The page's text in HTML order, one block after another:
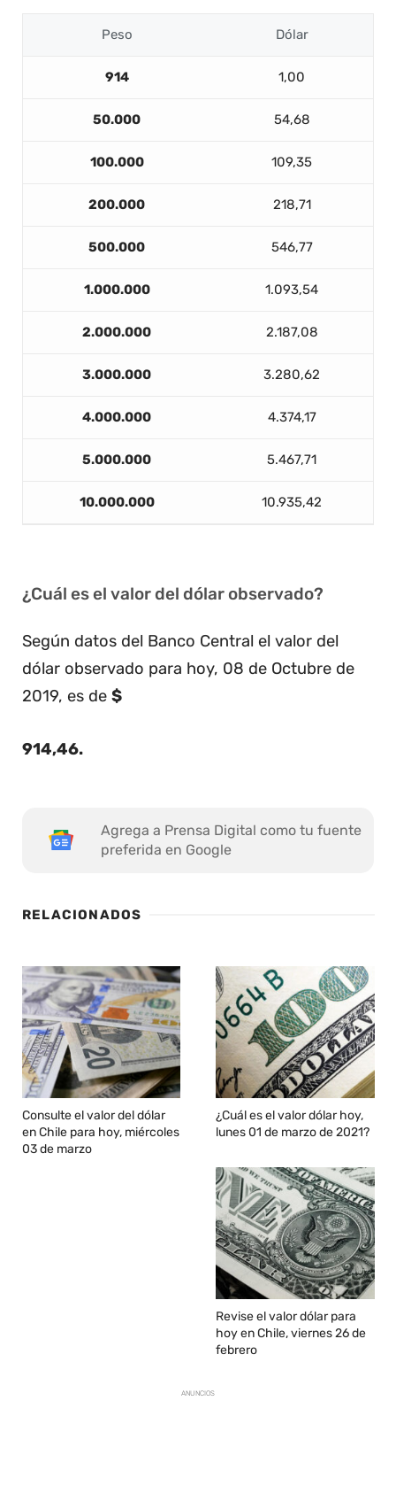
Peso Dólar
914 1,00
50.000 54,68
100.000 109,35
200.000 218,71
500.000 546,77
1.000.000 1.093,54
2.000.000 2.187,08
3.000.000 3.280,62
4.000.000 4.374,17
5.000.000 5.467,71
10.000.000 10.935,42
¿Cuál es el valor del dólar observado?
Según datos del Banco Central el valor del
dólar observado para hoy, 08 de Octubre de
2019, es de $
914,46.
Agrega a Prensa Digital como tu fuente
preferida en Google
RELACIONADOS
Consulte el valor del dólar
en Chile para hoy, miércoles
03 de marzo
¿Cuál es el valor dólar hoy,
lunes 01 de marzo de 2021?
Revise el valor dólar para
hoy en Chile, viernes 26 de
febrero
ANUNCIOS